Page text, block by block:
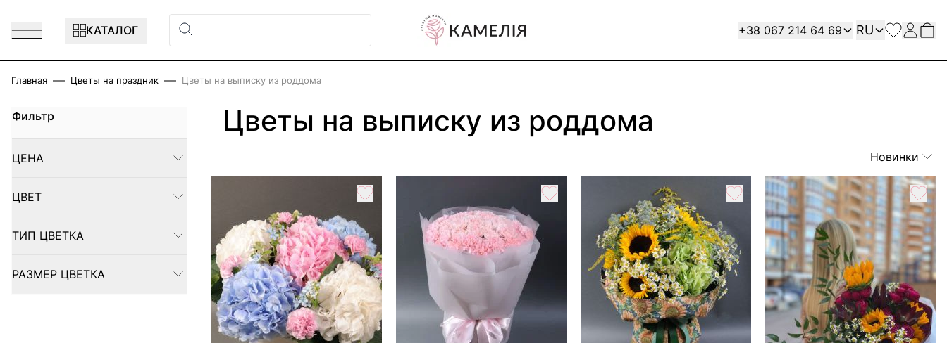
КАТАЛОГ
Contact
+38 067 214 64 69 Язык
RU
Главная Цветы на праздник Цветы на выписку из роддома
Фильтр
ЦЕНА
FILTER
ЦВЕТ
FILTER
ТИП ЦВЕТКА
FILTER
РАЗМЕР ЦВЕТКА
FILTER
Цветы на выписку из роддома
Новинки